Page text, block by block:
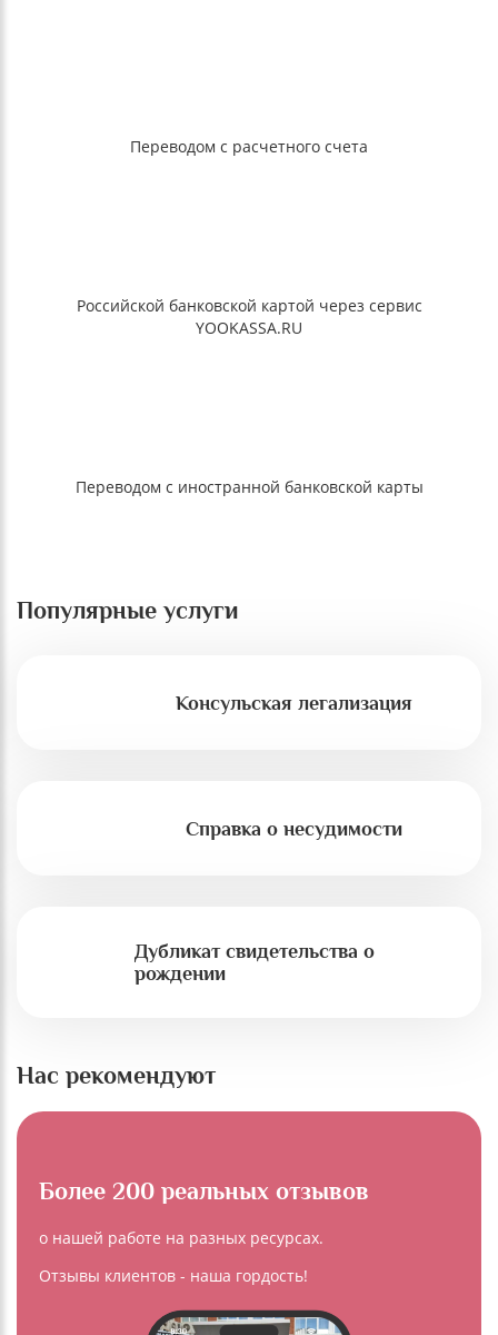
Переводом с расчетного счета
Российской банковской картой через сервис
YOOKASSA.RU
Переводом с иностранной банковской карты
Популярные услуги
Консульская легализация
Справка о несудимости
Дубликат свидетельства о
рождении
Нас рекомендуют
Более 200 реальных отзывов
о нашей работе на разных ресурсах.
Отзывы клиентов - наша гордость!